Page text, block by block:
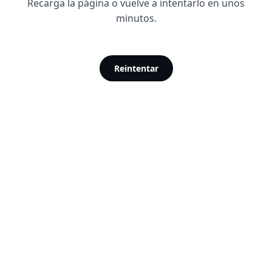
Recarga la página o vuelve a intentarlo en unos
minutos.
Reintentar